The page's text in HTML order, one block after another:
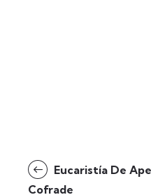
Eucaristía De
Cofrade